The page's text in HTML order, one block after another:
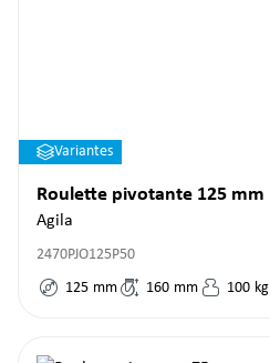
Variantes
Roulette pivotante 125 mm
Agila
2470PJO125P50
125 mm 160 mm 100 kg